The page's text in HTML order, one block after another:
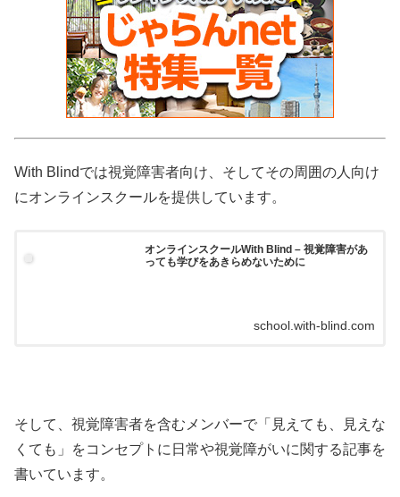
With Blindでは視覚障害者向け、そしてその周囲の人向け
にオンラインスクールを提供しています。
オンラインスクールWith Blind – 視覚障害があ
っても学びをあきらめないために
school.with-blind.com
そして、視覚障害者を含むメンバーで「見えても、見えな
くても」をコンセプトに日常や視覚障がいに関する記事を
書いています。